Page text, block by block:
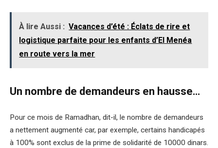
À lire Aussi : Vacances d’été : Éclats de rire et
logistique parfaite pour les enfants d’El Menéa
en route vers la mer
Un nombre de demandeurs en hausse…
Pour ce mois de Ramadhan, dit-il, le nombre de demandeurs
a nettement augmenté car, par exemple, certains handicapés
à 100% sont exclus de la prime de solidarité de 10000 dinars.